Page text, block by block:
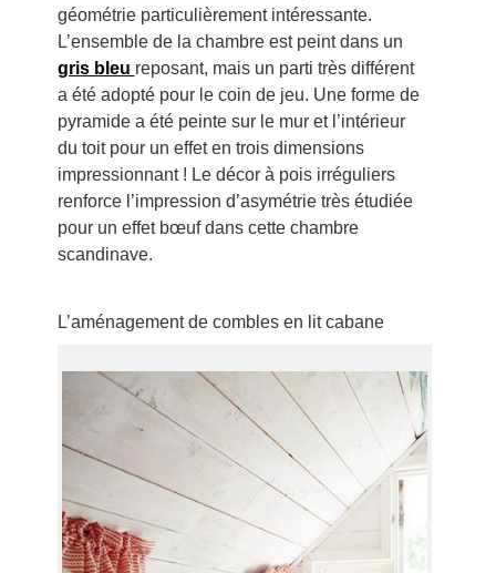
géométrie particulièrement intéressante.
L’ensemble de la chambre est peint dans un
gris bleu reposant, mais un parti très différent
a été adopté pour le coin de jeu. Une forme de
pyramide a été peinte sur le mur et l’intérieur
du toit pour un effet en trois dimensions
impressionnant ! Le décor à pois irréguliers
renforce l’impression d’asymétrie très étudiée
pour un effet bœuf dans cette chambre
scandinave.
L’aménagement de combles en lit cabane